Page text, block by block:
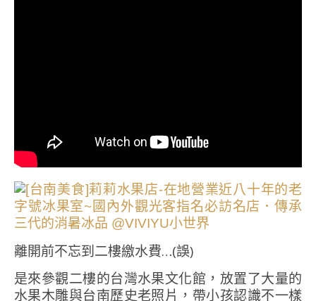
離開前不忘到二樓繳水費…(誤)
是來參觀二樓的台灣水果文化館，放置了大量的
水果木雕與台南歷史老照片，帶小孩認識不一樣